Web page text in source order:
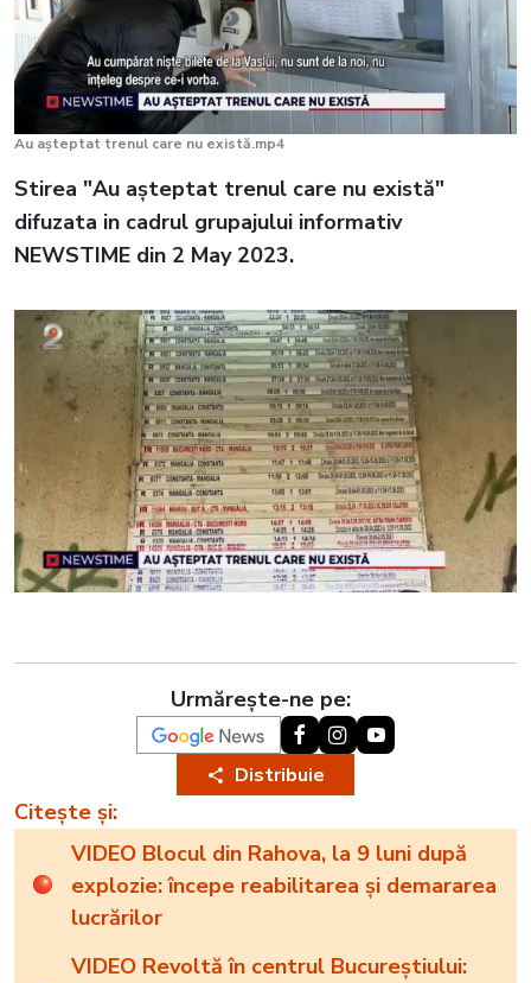
Au așteptat trenul care nu există.mp4
Stirea "Au așteptat trenul care nu există"
difuzata in cadrul grupajului informativ
NEWSTIME din 2 May 2023.
Urmărește-ne pe:
Distribuie
Citește și:
VIDEO Blocul din Rahova, la 9 luni după
explozie: începe reabilitarea și demararea
lucrărilor
VIDEO Revoltă în centrul Bucureștiului: